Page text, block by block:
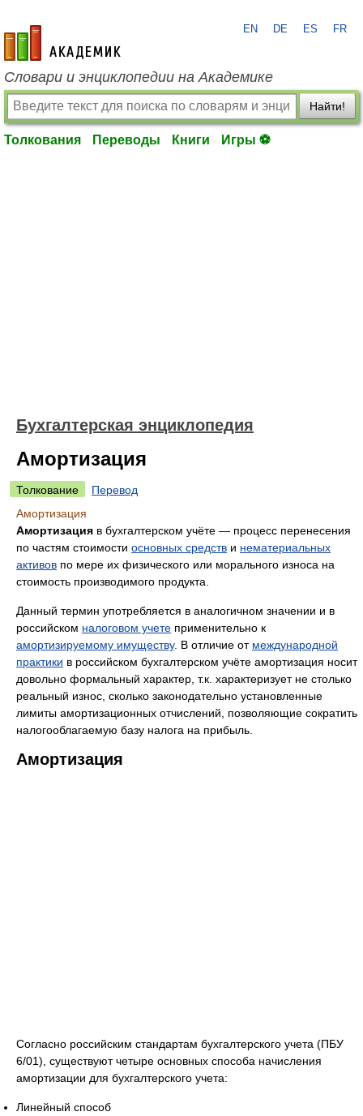
academic.ru
EN DE ES FR
Словари и энциклопедии на Академике
Найти!
Толкования Переводы Книги Игры ⚽
Бухгалтерская энциклопедия
Амортизация
Толкование
Перевод
Амортизация
Амортизация в бухгалтерском учёте — процесс перенесения
по частям стоимости основных средств и нематериальных
активов по мере их физического или морального износа на
стоимость производимого продукта.
Данный термин употребляется в аналогичном значении и в
российском налоговом учете применительно к
амортизируемому имуществу. В отличие от международной
практики в российском бухгалтерском учёте амортизация носит
довольно формальный характер, т.к. характеризует не столько
реальный износ, сколько законодательно установленные
лимиты амортизационных отчислений, позволяющие сократить
налогооблагаемую базу налога на прибыль.
Амортизация
Согласно российским стандартам бухгалтерского учета (ПБУ
6/01), существуют четыре основных способа начисления
амортизации для бухгалтерского учета:
Линейный способ